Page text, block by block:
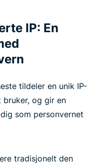
IP: En
tildeler en unik IP-
bruker, og gir en
som personvernet
tradisjonelt den